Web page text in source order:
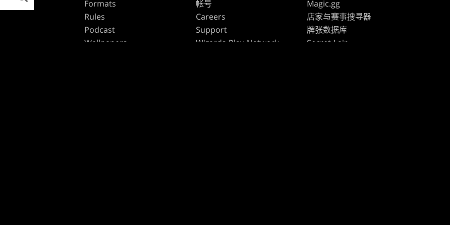
Formats
Rules
Podcast
Wallpapers
帐号
Careers
Support
Wizards Play Network
Magic.gg
店家与赛事搜寻器
牌张数据库
Secret Lair